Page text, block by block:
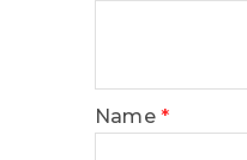
Name *